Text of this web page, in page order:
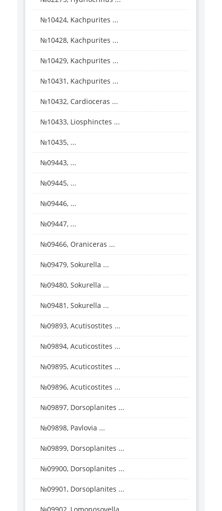
№10424, Kachpurites ...
№10428, Kachpurites ...
№10429, Kachpurites ...
№10431, Kachpurites ...
№10432, Cardioceras ...
№10433, Liosphinctes ...
№10435, ...
№09443, ...
№09445, ...
№09446, ...
№09447, ...
№09466, Oraniceras ...
№09479, Sokurella ...
№09480, Sokurella ...
№09481, Sokurella ...
№09893, Acutisostites ...
№09894, Acuticostites ...
№09895, Acuticostites ...
№09896, Acuticostites ...
№09897, Dorsoplanites ...
№09898, Pavlovia ...
№09899, Dorsoplanites ...
№09900, Dorsoplanites ...
№09901, Dorsoplanites ...